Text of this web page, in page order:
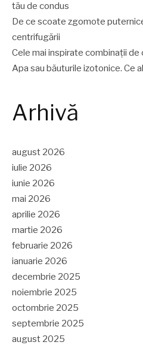
tău de condus
De ce scoate zgomote
centrifugării
Cele mai inspirate combinații de
Apa sau băuturile izotonice. Ce
Arhivă
august 2026
iulie 2026
iunie 2026
mai 2026
aprilie 2026
martie 2026
februarie 2026
ianuarie 2026
decembrie 2025
noiembrie 2025
octombrie 2025
septembrie 2025
august 2025